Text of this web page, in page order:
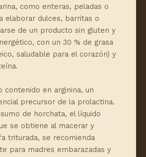
como enteras, peladas o
elaborar dulces, barritas o
de un producto sin gluten y
con un 30 % de grasa
saludable para el corazón) y
contenido en arginina, un
precursor de la prolactina.
de horchata, el líquido
se obtiene al macerar y
triturada, se recomienda
para madres embarazadas y